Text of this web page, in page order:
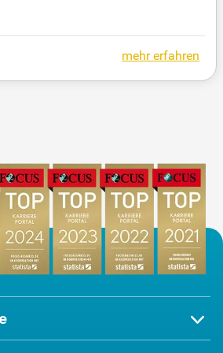
Auszubildende für den 2
für persönliche sowie beruflich
bietet!
mehr erfahren